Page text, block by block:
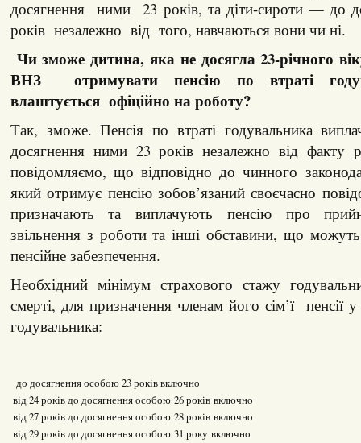
досягнення ними 23 років, та діти-сироти — до
років незалежно від того, навчаються вони чи ні.
Чи зможе дитина, яка не досягла 23-річного
ВНЗ отримувати пенсію по втраті
влаштується офіційно на роботу?
Так, зможе. Пенсія по втраті годувальника
досягнення ними 23 років незалежно від факту
повідомляємо, що відповідно до чинного
який отримує пенсію зобов’язаний своєчасно
призначають та виплачують пенсію про
звільнення з роботи та інші обставини, що
пенсійне забезпечення.
Необхідний мінімум страхового стажу
смерті, для призначення членам його сім’ї пенсії
годувальника:
до досягнення особою 23 років включно
від 24 років до досягнення особою 26 років включно
від 27 років до досягнення особою 28 років включно
від 29 років до досягнення особою 31 року включно